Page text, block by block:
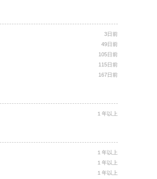
3日前
49日前
105日前
115日前
167日前
１年以上
１年以上
１年以上
１年以上